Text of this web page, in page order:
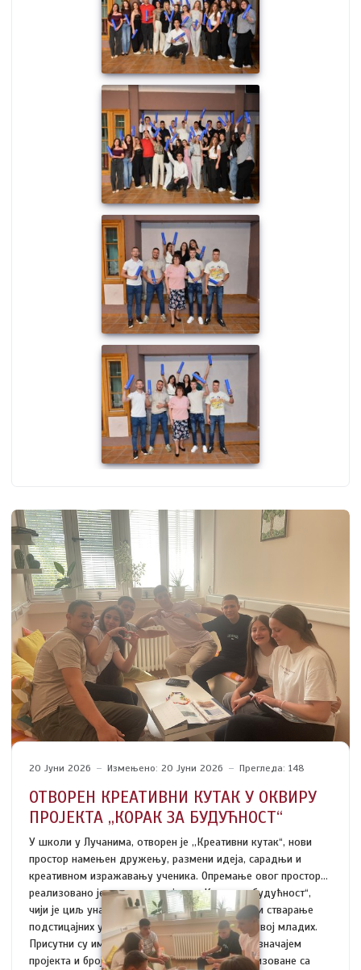
20 Јуни 2026 Измењено: 20 Јуни 2026 Прегледа: 148
ОТВОРЕН КРЕАТИВНИ КУТАК У ОКВИРУ
ПРОЈЕКТА „КОРАК ЗА БУДУЋНОСТ“
У школи у Лучанима, отворен је ,,Креативни кутак“, нови
простор намењен дружењу, размени идеја, сарадњи и
креативном изражавању ученика. Опремање овог простора
реализовано је у оквиру пројекта „Корак за будућност“,
чији је циљ унапређење школског окружења и стварање
подстицајних услова за лични и социјални развој младих.
Присутни су имали прилику да се упознају са значајем
пројекта и бројним активностима које су реализоване са